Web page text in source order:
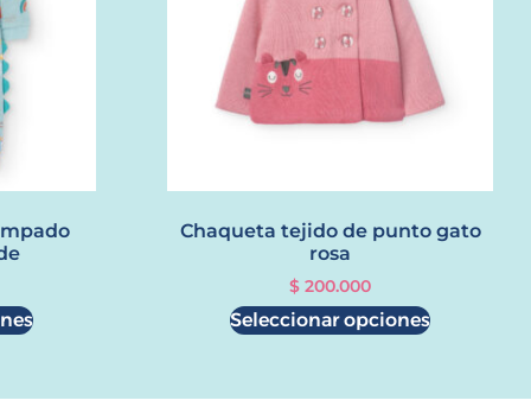
Chaqueta tejido de punto gato
rosa
$ 200.000
Seleccionar opciones